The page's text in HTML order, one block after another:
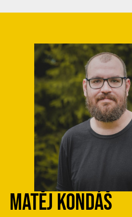
MATĚJ KONDÁŠ